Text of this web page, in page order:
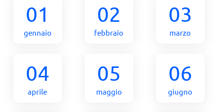
01
gennaio
02
febbraio
03
marzo
04
aprile
05
maggio
06
giugno